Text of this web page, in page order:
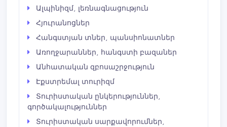
Ալպինիզմ, լեռնագնացություն
Հյուրանոցներ
Հանգստյան տներ, պանսիոնատներ
Առողջարաններ, հանգստի բազաներ
Անհատական զբոսաշրջություն
Էքստրեմալ տուրիզմ
Տուրիստական ընկերություններ,
գործակալություններ
Տուրիստական սարքավորումներ,